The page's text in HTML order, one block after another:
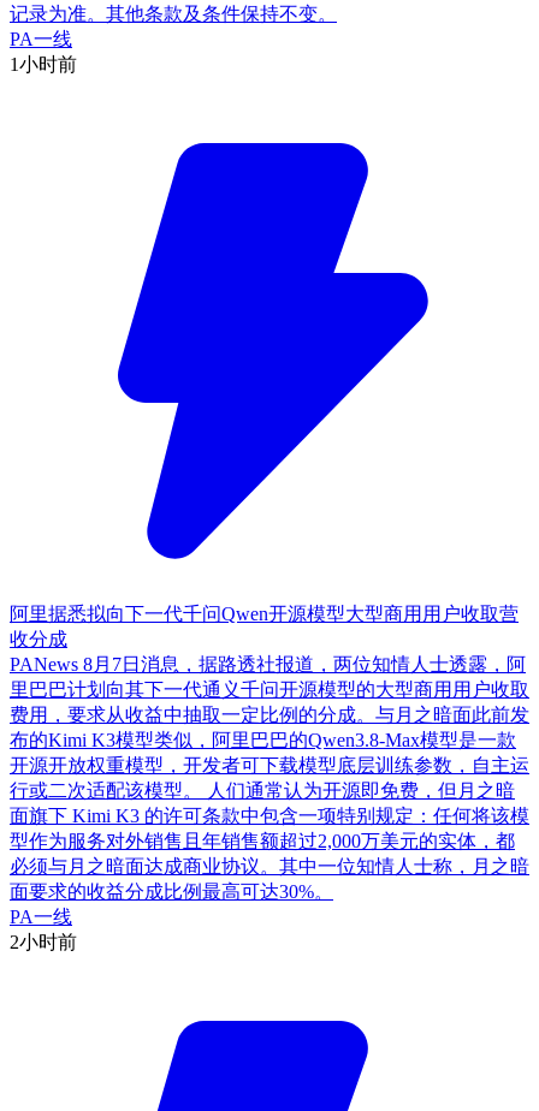
记录为准。其他条款及条件保持不变。
PA一线
1小时前
阿里据悉拟向下一代千问Qwen开源模型大型商用用户收取营
收分成
PANews 8月7日消息，据路透社报道，两位知情人士透露，阿
里巴巴计划向其下一代通义千问开源模型的大型商用用户收取
费用，要求从收益中抽取一定比例的分成。与月之暗面此前发
布的Kimi K3模型类似，阿里巴巴的Qwen3.8-Max模型是一款
开源开放权重模型，开发者可下载模型底层训练参数，自主运
行或二次适配该模型。 人们通常认为开源即免费，但月之暗
面旗下 Kimi K3 的许可条款中包含一项特别规定：任何将该模
型作为服务对外销售且年销售额超过2,000万美元的实体，都
必须与月之暗面达成商业协议。其中一位知情人士称，月之暗
面要求的收益分成比例最高可达30%。
PA一线
2小时前